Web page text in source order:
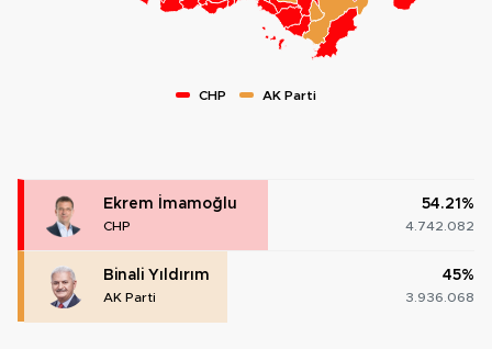
CHP AK Parti
Ekrem İmamoğlu
CHP
54.21%
4.742.082
Binali Yıldırım
AK Parti
45%
3.936.068